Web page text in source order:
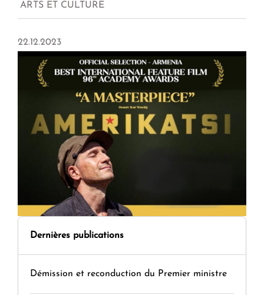
ARTS ET CULTURE
22.12.2023
Dernières publications
Démission et reconduction du Premier ministre